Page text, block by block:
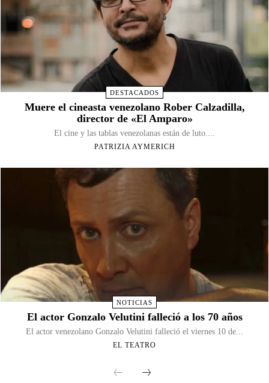
DESTACADOS
Muere el cineasta venezolano Rober Calzadilla,
director de «El Amparo»
El cine y las tablas venezolanas están de luto....
PATRIZIA AYMERICH
NOTICIAS
El actor Gonzalo Velutini falleció a los 70 años
El actor venezolano Gonzalo Velutini falleció el viernes 10 de...
EL TEATRO